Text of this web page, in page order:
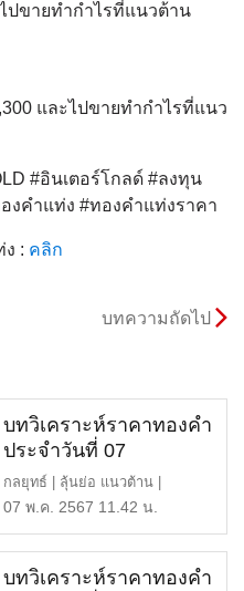
ปขายทำกำไรที่แนวต้าน
และไปขายทำกำไรที่แนว
#อินเตอร์โกลด์ #ลงทุน
งคำแท่ง #ทองคำแท่งราคา
: คลิก
บทความถัดไป
บทวิเคราะห์ราคาทองคำ
ประจำวันที่ 07
พฤษภาคม 2567
กลยุทธ์ | ลุ้นย่อ แนวต้าน |
$2,350 หรือ 40,650 บาท […]
07 พ.ค. 2567 11.42 น.
บทวิเคราะห์ราคาทองคำ